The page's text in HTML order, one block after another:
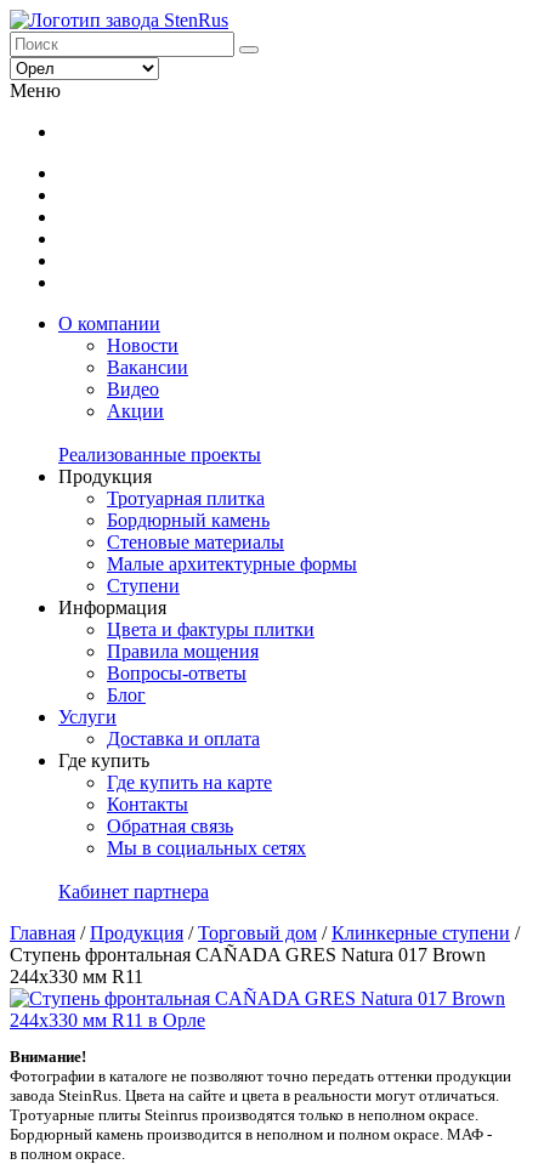
Меню
О компании
Новости
Вакансии
Видео
Акции
Реализованные проекты
Продукция
Тротуарная плитка
Бордюрный камень
Стеновые материалы
Малые архитектурные формы
Ступени
Информация
Цвета и фактуры плитки
Правила мощения
Вопросы-ответы
Блог
Услуги
Доставка и оплата
Где купить
Где купить на карте
Контакты
Обратная связь
Мы в социальных сетях
Кабинет партнера
Главная /Продукция /Торговый дом /Клинкерные ступени /
Ступень фронтальная CAÑADA GRES Natura 017 Brown
244x330 мм R11
Внимание!
Фотографии в каталоге не позволяют точно передать оттенки продукции
заводa SteinRus. Цвета на сайте и цвета в реальности могут отличаться.
Тротуарные плиты Steinrus производятся только в неполном окрасе.
Бордюрный камень производится в неполном и полном окрасе. МАФ -
в полном окрасе.